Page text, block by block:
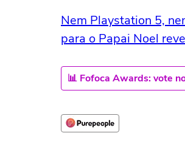
Nem Playstation 5,
para o Papai Noel
📊 Fofoca Awards: vote